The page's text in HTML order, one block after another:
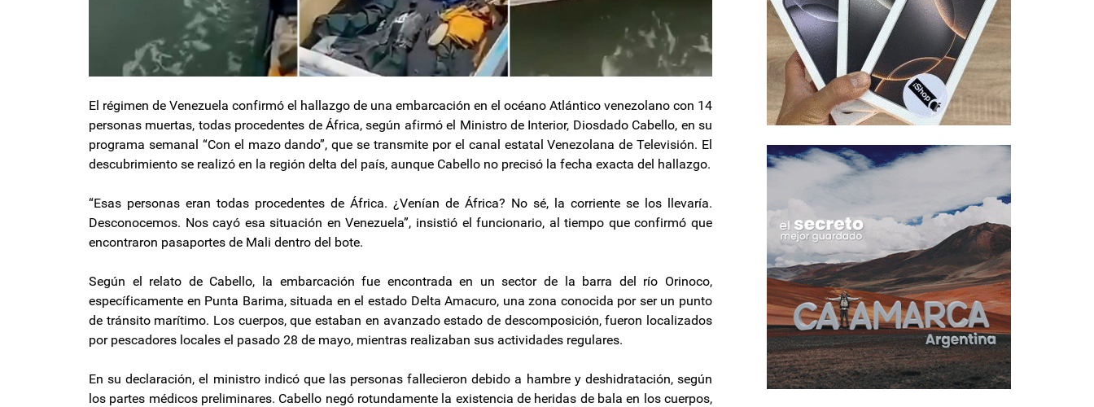
El régimen de Venezuela confirmó el hallazgo de una embarcación en el océano Atlántico venezolano con 14
personas muertas, todas procedentes de África, según afirmó el Ministro de Interior, Diosdado Cabello, en su
programa semanal “Con el mazo dando”, que se transmite por el canal estatal Venezolana de Televisión. El
descubrimiento se realizó en la región delta del país, aunque Cabello no precisó la fecha exacta del hallazgo.
“Esas personas eran todas procedentes de África. ¿Venían de África? No sé, la corriente se los llevaría.
Desconocemos. Nos cayó esa situación en Venezuela”, insistió el funcionario, al tiempo que confirmó que
encontraron pasaportes de Mali dentro del bote.
Según el relato de Cabello, la embarcación fue encontrada en un sector de la barra del río Orinoco,
específicamente en Punta Barima, situada en el estado Delta Amacuro, una zona conocida por ser un punto
de tránsito marítimo. Los cuerpos, que estaban en avanzado estado de descomposición, fueron localizados
por pescadores locales el pasado 28 de mayo, mientras realizaban sus actividades regulares.
En su declaración, el ministro indicó que las personas fallecieron debido a hambre y deshidratación, según
los partes médicos preliminares. Cabello negó rotundamente la existencia de heridas de bala en los cuerpos,